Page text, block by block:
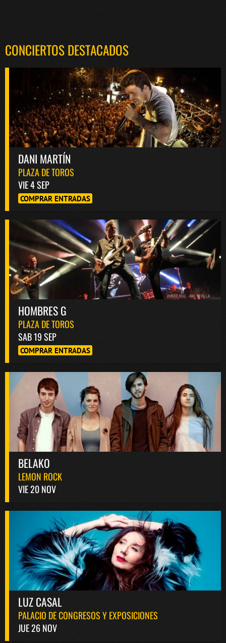
CONCIERTOS DESTACADOS
DANI MARTÍN
PLAZA DE TOROS
VIE 4 SEP
COMPRAR ENTRADAS
HOMBRES G
PLAZA DE TOROS
SAB 19 SEP
COMPRAR ENTRADAS
BELAKO
LEMON ROCK
VIE 20 NOV
LUZ CASAL
PALACIO DE CONGRESOS Y EXPOSICIONES
JUE 26 NOV